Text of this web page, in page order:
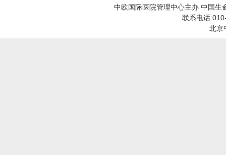
中欧国际医院管理中心主办 中国生
联系电话
北京